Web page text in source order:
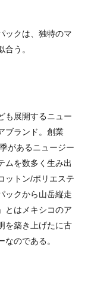
ックは、独特のマ
う。
も展開するニュー
ブランド。創業
があるニュージー
ムを数多く生み出
ットン/ポリエステ
ックから山岳縦走
とはメキシコのア
を築き上げたに古
のである。